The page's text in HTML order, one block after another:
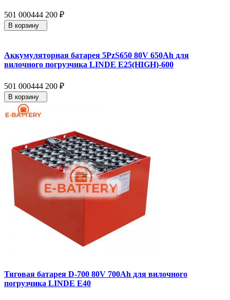
501 000444 200 ₽
В корзину
Аккумуляторная батарея 5PzS650 80V 650Ah для
вилочного погрузчика LINDE E25(HIGH)-600
501 000444 200 ₽
В корзину
Тяговая батарея D-700 80V 700Ah для вилочного
погрузчика LINDE E40